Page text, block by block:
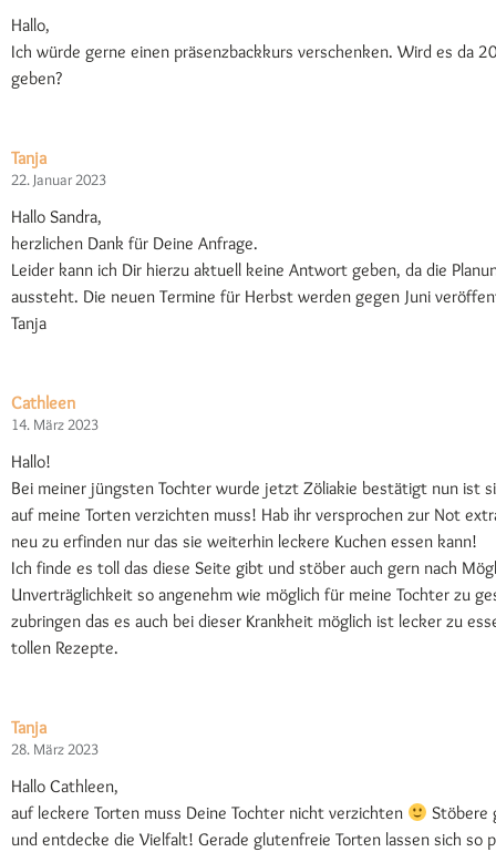
Hallo,
Ich würde gerne einen präsenzbackkurs verschenken. Wird es da
geben?
Tanja
22. Januar 2023
Hallo Sandra,
herzlichen Dank für Deine Anfrage.
Leider kann ich Dir hierzu aktuell keine Antwort geben, da die
aussteht. Die neuen Termine für Herbst werden gegen Juni
Tanja
Cathleen
14. März 2023
Hallo!
Bei meiner jüngsten Tochter wurde jetzt Zöliakie bestätigt nun ist
auf meine Torten verzichten muss! Hab ihr versprochen zur Not
neu zu erfinden nur das sie weiterhin leckere Kuchen essen kann!
Ich finde es toll das diese Seite gibt und stöber auch gern nach
Unverträglichkeit so angenehm wie möglich für meine Tochter zu
zubringen das es auch bei dieser Krankheit möglich ist lecker zu
tollen Rezepte.
Tanja
28. März 2023
Hallo Cathleen,
auf leckere Torten muss Deine Tochter nicht verzichten
Stöbere
und entdecke die Vielfalt! Gerade glutenfreie Torten lassen sich so